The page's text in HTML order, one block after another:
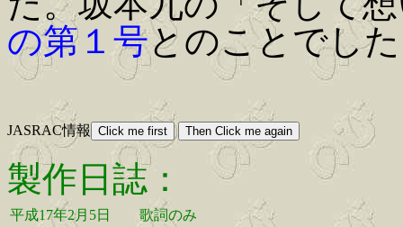
の第１号とのことでし
JASRAC情報
製作日誌：
平成17年2月5日 歌詞のみ